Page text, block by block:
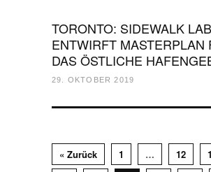
TORONTO: SIDEWALK
ENTWIRFT MASTERPLAN
DAS ÖSTLICHE
29. OKTOBER 2019
« Zurück 1 … 12